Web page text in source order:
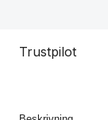
Trustpilot